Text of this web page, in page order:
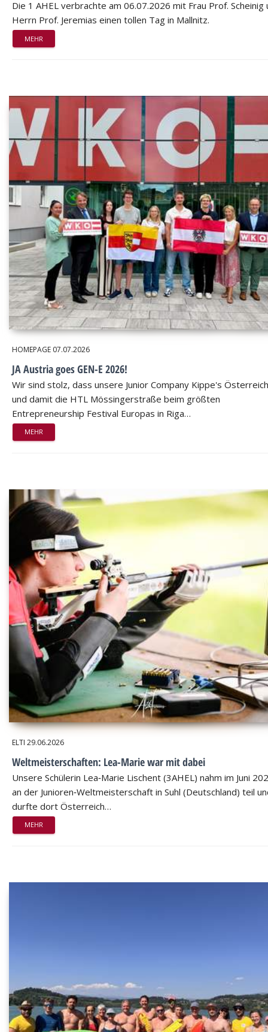
Die 1 AHEL verbrachte am 06.07.2026 mit Frau Prof. Scheinig
Herrn Prof. Jeremias einen tollen Tag in Mallnitz.
MEHR
HOMEPAGE 07.07.2026
JA Austria goes GEN-E 2026!
Wir sind stolz, dass unsere Junior Company Kippe's Österreich
und damit die HTL Mössingerstraße beim größten
Entrepreneurship Festival Europas in Riga…
MEHR
ELTI 29.06.2026
Weltmeisterschaften: Lea-Marie war mit dabei
Unsere Schülerin Lea‑Marie Lischent (3AHEL) nahm im Juni
an der Junioren‑Weltmeisterschaft in Suhl (Deutschland) teil
durfte dort Österreich…
MEHR